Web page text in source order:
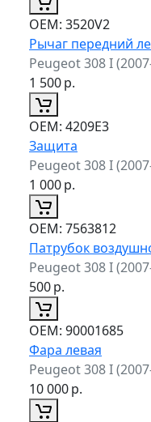
ОЕМ: 3520V2
Рычаг передний
Peugeot 308 I
1 500р.
ОЕМ: 4209E3
Защита
Peugeot 308 I
1 000р.
ОЕМ: 7563812
Патрубок
Peugeot 308 I
500р.
ОЕМ: 90001685
Фара левая
Peugeot 308 I
10 000р.